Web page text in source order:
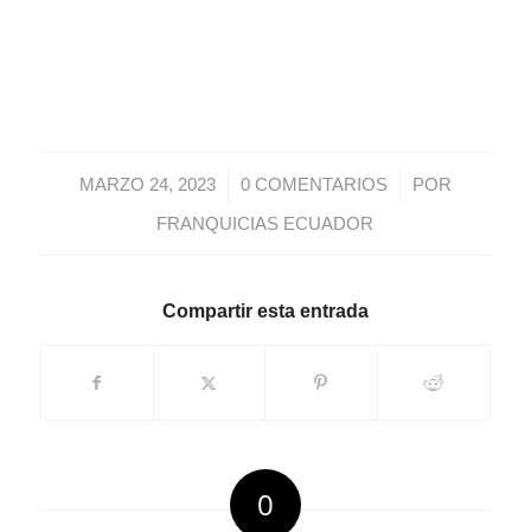
MARZO 24, 2023
/ 0 COMENTARIOS
/ POR
FRANQUICIAS ECUADOR
Compartir esta entrada
0